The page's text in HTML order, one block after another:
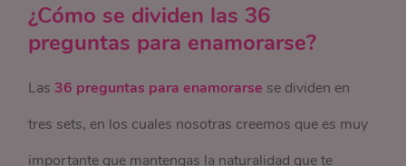
¿Cómo se dividen las 36
preguntas para enamorarse?
Las 36 preguntas para enamorarse se dividen en
tres sets, en los cuales nosotras creemos que es muy
importante que mantengas la naturalidad que te